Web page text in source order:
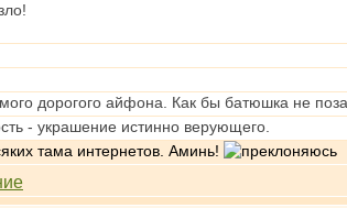
дорогого айфона. Как бы батюшка не
- украшение истинно верующего.
тама интернетов. Аминь!